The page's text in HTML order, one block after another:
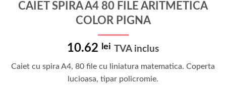
CAIET SPIRA A4 80 FILE ARITMETICA
COLOR PIGNA
10.62 lei TVA inclus
Caiet cu spira A4, 80 file cu liniatura matematica. Coperta
lucioasa, tipar policromie.